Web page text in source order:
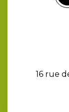
16 rue